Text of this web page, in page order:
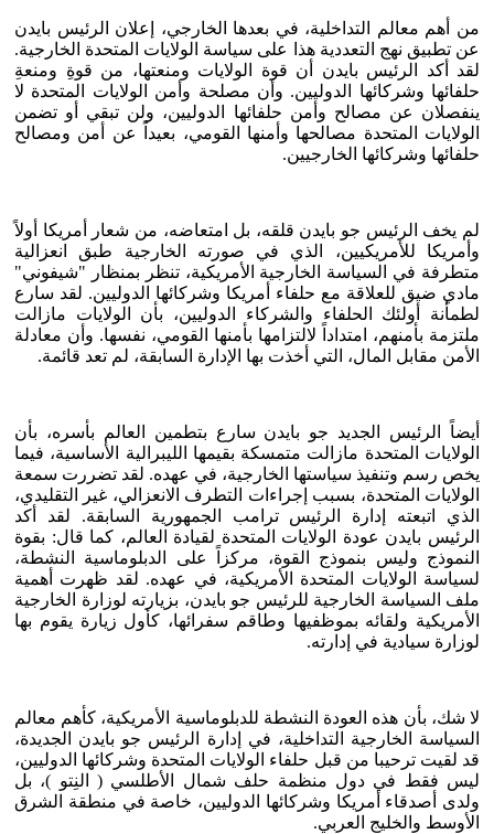
من أهم معالم التداخلية، في بعدها الخارجي، إعلان الرئيس بايدن
عن تطبيق نهج التعددية هذا على سياسة الولايات المتحدة الخارجية.
لقد أكد الرئيس بايدن أن قوة الولايات ومنعتها، من قوةِ ومنعةِ
حلفائها وشركائها الدوليين. وأن مصلحة وأمن الولايات المتحدة لا
ينفصلان عن مصالح وأمن حلفائها الدوليين، ولن تبقي أو تضمن
الولايات المتحدة مصالحها وأمنها القومي، بعيداً عن أمن ومصالح
حلفائها وشركائها الخارجيين.
لم يخف الرئيس جو بايدن قلقه، بل امتعاضه، من شعار أمريكا أولاً
وأمريكا للأمريكيين، الذي في صورته الخارجية طبق انعزالية
متطرفة في السياسة الخارجية الأمريكية، تنظر بمنظار "شيفوني"
مادي ضيق للعلاقة مع حلفاء أمريكا وشركائها الدوليين. لقد سارع
لطمأنة أولئك الحلفاء والشركاء الدوليين، بأن الولايات مازالت
ملتزمة بأمنهم، امتداداً لالتزامها بأمنها القومي، نفسها. وأن معادلة
الأمن مقابل المال، التي أخذت بها الإدارة السابقة، لم تعد قائمة.
أيضاً الرئيس الجديد جو بايدن سارع بتطمين العالم بأسره، بأن
الولايات المتحدة مازالت متمسكة بقيمها الليبرالية الأساسية، فيما
يخص رسم وتنفيذ سياستها الخارجية، في عهده. لقد تضررت سمعة
الولايات المتحدة، بسبب إجراءات التطرف الانعزالي، غير التقليدي،
الذي اتبعته إدارة الرئيس ترامب الجمهورية السابقة. لقد أكد
الرئيس بايدن عودة الولايات المتحدة لقيادة العالم، كما قال: بقوة
النموذج وليس بنموذج القوة، مركزاً على الدبلوماسية النشطة،
لسياسة الولايات المتحدة الأمريكية، في عهده. لقد ظهرت أهمية
ملف السياسة الخارجية للرئيس جو بايدن، بزيارته لوزارة الخارجية
الأمريكية ولقائه بموظفيها وطاقم سفرائها، كأول زيارة يقوم بها
لوزارة سيادية في إدارته.
لا شك، بأن هذه العودة النشطة للدبلوماسية الأمريكية، كأهم معالم
السياسة الخارجية التداخلية، في إدارة الرئيس جو بايدن الجديدة،
قد لقيت ترحيبا من قبل حلفاء الولايات المتحدة وشركائها الدوليين،
ليس فقط في دول منظمة حلف شمال الأطلسي ( النِتو )، بل
ولدى أصدقاء أمريكا وشركائها الدوليين، خاصة في منطقة الشرق
الأوسط والخليج العربي.